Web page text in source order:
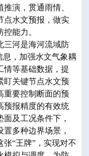
演，贯通雨情、
点水文预报，做实
能力。
河是海河流域防
息，加强水文气象耦
情等基础数据，提
盯关键节点水文预
重要控制断面的预
预报精度的有效统
及工况条件下，
多种边界场景，
“王牌”，实现对不